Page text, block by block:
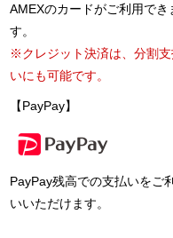
AMEXのカードがご利用でき
す。
※クレジット決済は、分割
いにも可能です。
【PayPay】
PayPay残高での支払いをご
いいただけます。